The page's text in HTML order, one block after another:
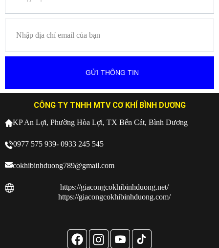
CÔNG TY TNHH MTV CƠ KHÍ BÌNH DƯƠNG
KP An Lợi, Phường Hòa Lợi, TX Bến Cát, Bình Dương
0977 575 939- 0933 245 545
cokhibinhduong789@gmail.com
https://giacongcokhibinhduong.net/
https://giacongcokhibinhduong.com/